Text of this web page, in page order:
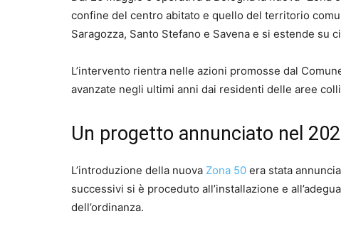
confine del centro abitato e quello del territorio
Saragozza, Santo Stefano e Savena e si estende su
L’intervento rientra nelle azioni promosse dal
avanzate negli ultimi anni dai residenti delle aree
Un progetto annunciato nel
L’introduzione della nuova Zona 50 era stata
successivi si è proceduto all’installazione e
dell’ordinanza.